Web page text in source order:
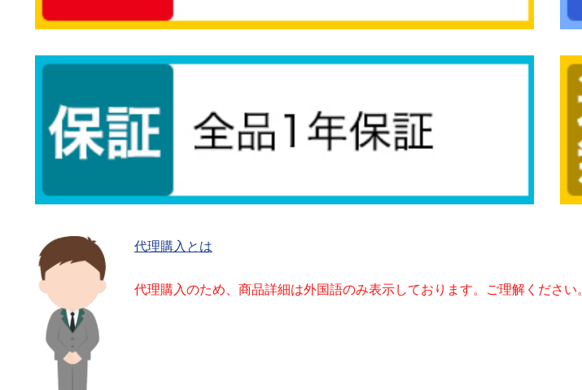
代理購入とは
代理購入のため、商品詳細は外国語のみ表示しております。ご理解ください。